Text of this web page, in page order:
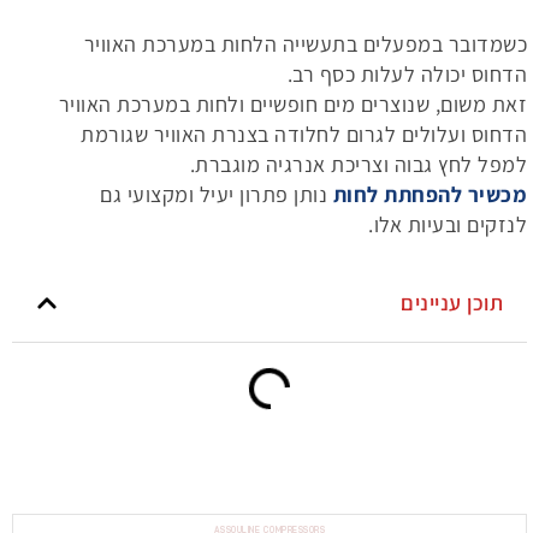
כשמדובר במפעלים בתעשייה הלחות במערכת האוויר
הדחוס יכולה לעלות כסף רב.
זאת משום, שנוצרים מים חופשיים ולחות במערכת האוויר
הדחוס ועלולים לגרום לחלודה בצנרת האוויר שגורמת
למפל לחץ גבוה וצריכת אנרגיה מוגברת.
מכשיר להפחתת לחות נותן פתרון יעיל ומקצועי גם
לנזקים ובעיות אלו.
תוכן עניינים
ASSOULINE COMPRESSORS